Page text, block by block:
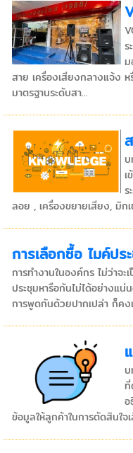
ร
ม
สาย เครื่องเสียงกลางแจ้ง
มาตรฐานระดับสา...
บ
เ
ร
ลอย , เครื่องขยายเสียง, มิก
การเลือกซื้อ ไมค์ปร
การทำงานในองค์กร ไม่ว่าจ
ประชุมหารือกันไม่ได้อย่างแ
การพูดกันด้วยปากเปล่า ก็ค
บ
ที่
อ
ข้อมูลให้ลูกค้าในการตัดสินใจ